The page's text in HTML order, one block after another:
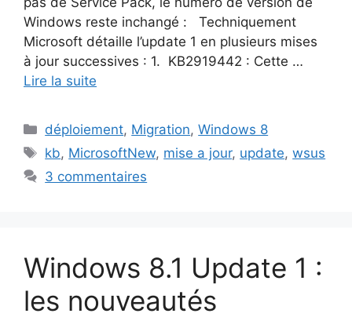
Windows reste inchangé : Techniquement
Microsoft détaille l’update 1 en plusieurs mises
à jour successives : 1. KB2919442 : Cette …
Lire la suite
Catégories
déploiement, Migration,Windows 8
Étiquettes
kb, MicrosoftNew, mise a jour, update,wsus
3 commentaires
Windows 8.1 Update 1 :
les nouveautés